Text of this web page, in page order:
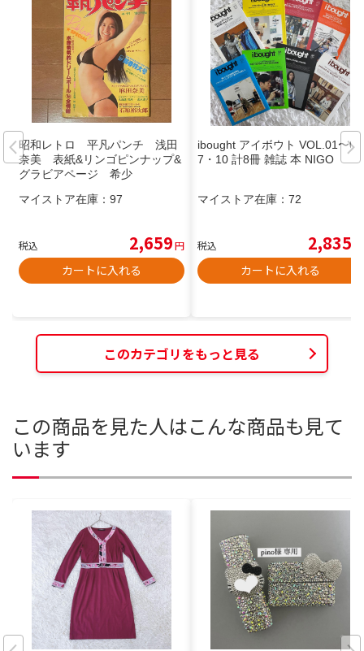
昭和レトロ 平凡パンチ 浅田
奈美 表紙&リンゴピンナップ&
グラビアページ 希少
マイストア在庫： 97
税込 2,659円
カートに入れる
ibought アイボウト VOL.01〜0
7・10 計8冊 雑誌 本 NIGO
マイストア在庫： 72
税込 2,835
カートに入れる
このカテゴリをもっと見る
この商品を見た人はこんな商品も見て
います